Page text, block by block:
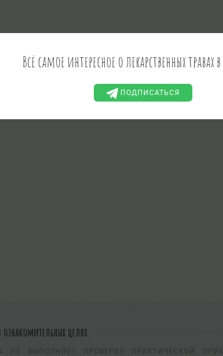
целях.
НЕ ВЫПОЛНЯЕТ ПРОВЕРКУ ПРАКТИЧЕСКОЙ
Всё самое интересное о лекарственных травах в
ПОДПИСАТЬСЯ